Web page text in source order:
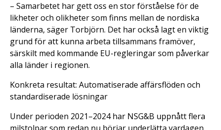
– Samarbetet har gett oss en stor förståelse för de
likheter och olikheter som finns mellan de nordiska
länderna, säger Torbjörn. Det har också lagt en viktig
grund för att kunna arbeta tillsammans framöver,
särskilt med kommande EU-regleringar som påverkar
alla länder i regionen.
Konkreta resultat: Automatiserade affärsflöden och
standardiserade lösningar
Under perioden 2021–2024 har NSG&B uppnått flera